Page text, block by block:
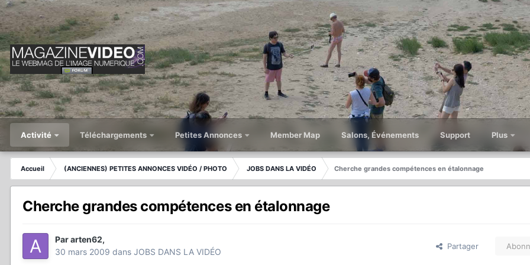
Activité Téléchargements Petites Annonces Member Map Salons, Événements Support Plus
Accueil (ANCIENNES) PETITES ANNONCES VIDÉO / PHOTO JOBS DANS LA VIDÉO Cherche grandes compétences en étalonnage
Cherche grandes compétences en étalonnage
Pararten62,
30 mars 2009 dans JOBS DANS LA VIDÉO
Partager